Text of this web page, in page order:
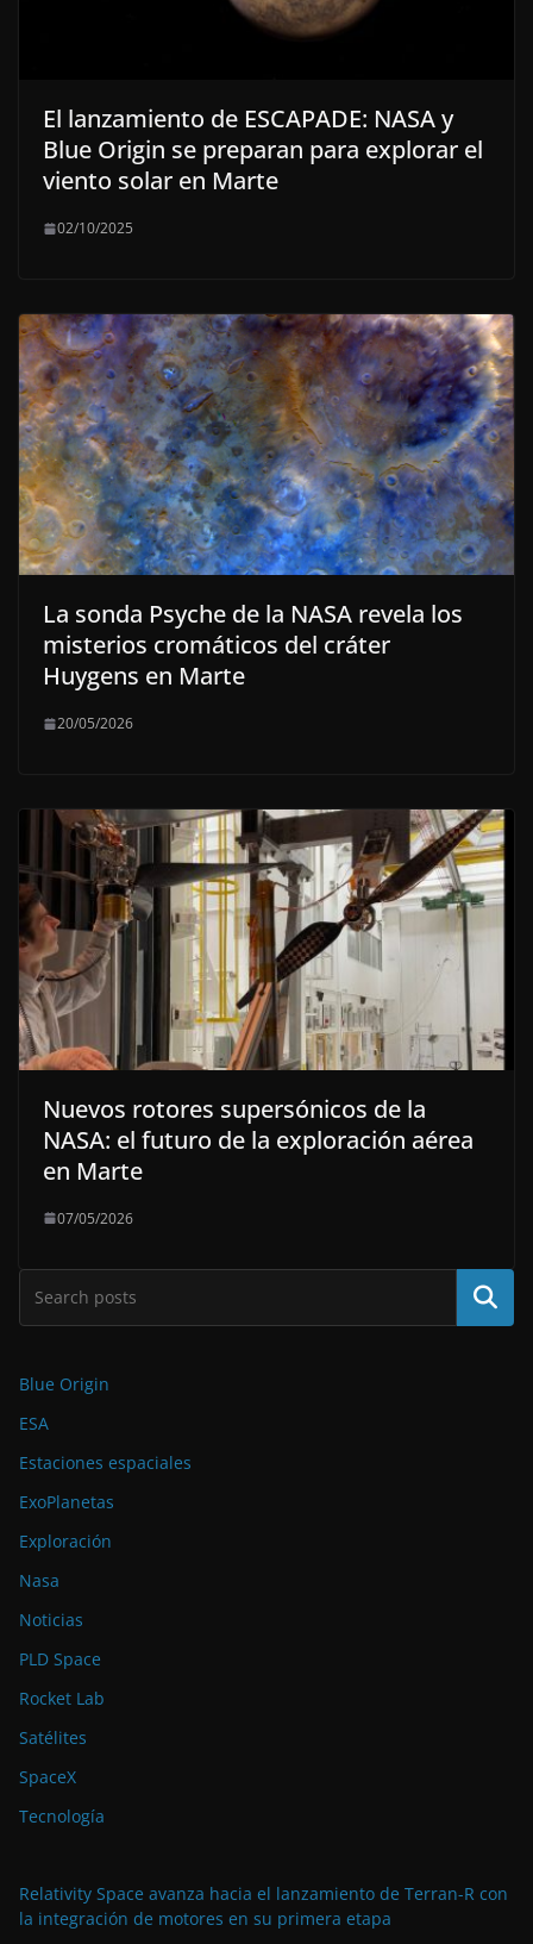
El lanzamiento de ESCAPADE: NASA y
Blue Origin se preparan para explorar el
viento solar en Marte
02/10/2025
La sonda Psyche de la NASA revela los
misterios cromáticos del cráter
Huygens en Marte
20/05/2026
Nuevos rotores supersónicos de la
NASA: el futuro de la exploración aérea
en Marte
07/05/2026
Buscar
Blue Origin
ESA
Estaciones espaciales
ExoPlanetas
Exploración
Nasa
Noticias
PLD Space
Rocket Lab
Satélites
SpaceX
Tecnología
Relativity Space avanza hacia el lanzamiento de Terran-R con
la integración de motores en su primera etapa